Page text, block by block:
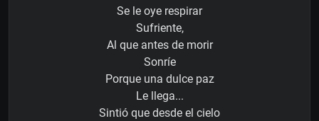
Se le oye respirar
Sufriente,
Al que antes de morir
Sonríe
Porque una dulce paz
Le llega...
Sintió que desde el cielo